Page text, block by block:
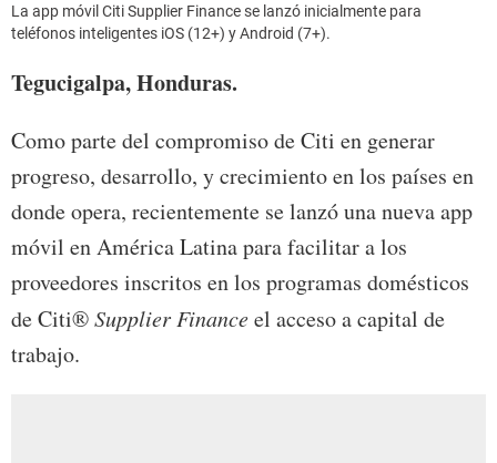
La app móvil Citi Supplier Finance se lanzó inicialmente para
teléfonos inteli­gentes iOS (12+) y Android (7+).
Tegucigalpa, Honduras.
Como parte del compromiso de Citi en generar
progreso, desarrollo, y crecimiento en los países en
donde opera, recientemente se lanzó una nueva app
móvil en América Latina para facilitar a los
proveedores inscritos en los programas domésticos
de Citi®Supplier Financeel acceso a capital de
trabajo.